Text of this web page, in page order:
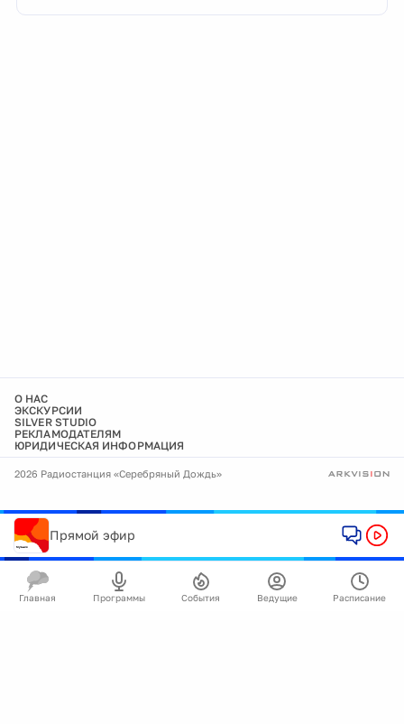
О НАС
ЭКСКУРСИИ
SILVER STUDIO
РЕКЛАМОДАТЕЛЯМ
ЮРИДИЧЕСКАЯ ИНФОРМАЦИЯ
2026 Радиостанция «Серебряный Дождь»
Прямой эфир
Главная Программы События Ведущие Расписание